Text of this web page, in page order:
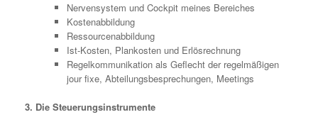
Nervensystem und Cockpit meines Bereiches
Kostenabbildung
Ressourcenabbildung
Ist-Kosten, Plankosten und Erlösrechnung
Regelkommunikation als Geflecht der regelmäßigen
jour fixe, Abteilungsbesprechungen, Meetings
3. Die Steuerungsinstrumente